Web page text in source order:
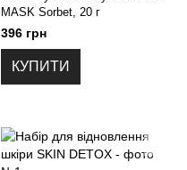
MASK Sorbet, 20 г
396 грн
КУПИТИ